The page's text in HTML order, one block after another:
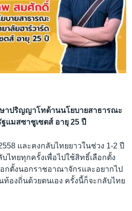
าปริญญาโทด้านนโยบายสาธารณะ
แมสซาชูเซตส์ อายุ 25 ปี
และคงกลับไทยยาวในช่วง 1-2 ปี
ทยทุกครั้งเพื่อไปใช้สิทธิ์เลือกตั้ง
อกตั้งนอกราชอาณาจักรและอยากไป
ท้องถิ่นด้วยตนเอง ครั้งนี้ก็จะกลับไทย